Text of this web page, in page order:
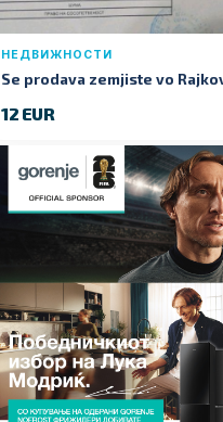
НЕДВИЖНОСТИ
Se prodava zemjiste vo
12 EUR